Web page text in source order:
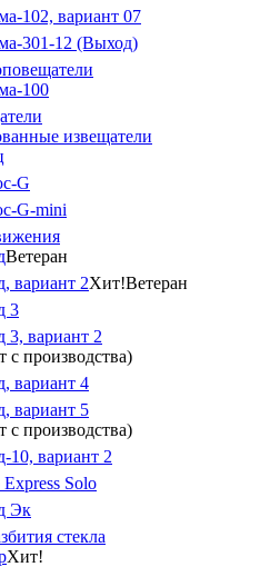
102, вариант 07
301-12 (Выход)
100
извещатели
G
G-mini
Ветеран
вариант 2Хит!Ветеран
3
3, вариант 2
с производства)
вариант 4
вариант 5
с производства)
10, вариант 2
Express Solo
Эк
стекла
Хит!